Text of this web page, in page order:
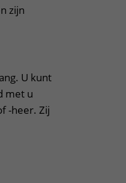
zijn
U kunt
met u
-heer. Zij